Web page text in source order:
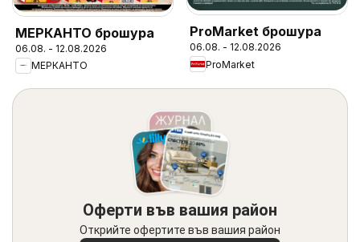
МЕРКАНТО брошура
06.08. - 12.08.2026
МЕРКАНТО
ProMarket брошура
06.08. - 12.08.2026
ProMarket
Оферти във вашия район
Открийте офертите във вашия район